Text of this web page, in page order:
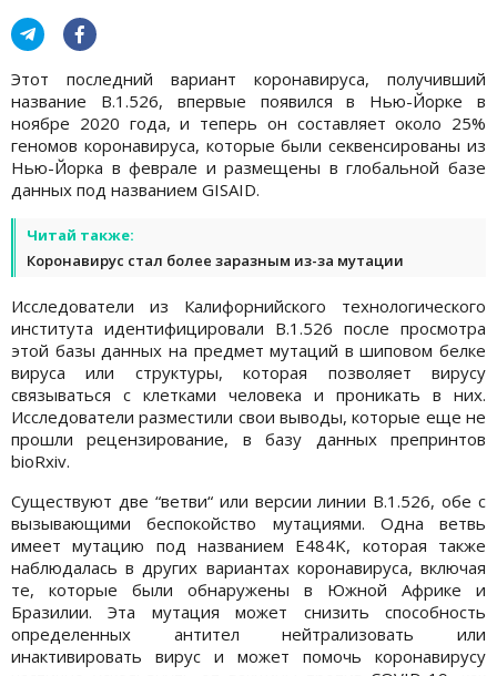
Этот последний вариант коронавируса, получивший
название B.1.526, впервые появился в Нью-Йорке в
ноябре 2020 года, и теперь он составляет около 25%
геномов коронавируса, которые были секвенсированы из
Нью-Йорка в феврале и размещены в глобальной базе
данных под названием GISAID.
Читай также:
Коронавирус стал более заразным из-за мутации
Исследователи из Калифорнийского технологического
института идентифицировали B.1.526 после просмотра
этой базы данных на предмет мутаций в шиповом белке
вируса или структуры, которая позволяет вирусу
связываться с клетками человека и проникать в них.
Исследователи разместили свои выводы, которые еще не
прошли рецензирование, в базу данных препринтов
bioRxiv.
Существуют две “ветви“ или версии линии B.1.526, обе с
вызывающими беспокойство мутациями. Одна ветвь
имеет мутацию под названием E484K, которая также
наблюдалась в других вариантах коронавируса, включая
те, которые были обнаружены в Южной Африке и
Бразилии. Эта мутация может снизить способность
определенных антител нейтрализовать или
инактивировать вирус и может помочь коронавирусу